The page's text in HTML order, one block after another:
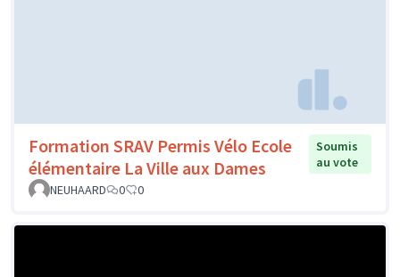
Formation SRAV Permis Vélo Ecole
élémentaire La Ville aux Dames
Soumis
au vote
NEUHAARD
0 0